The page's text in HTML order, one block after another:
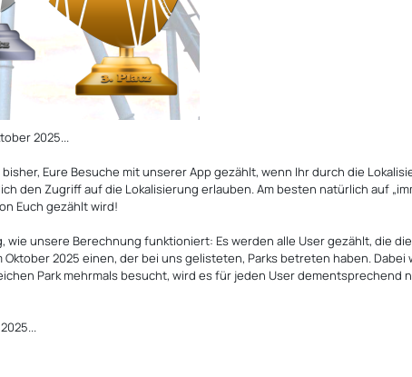
2025...
Eure Besuche mit unserer App gezählt, wenn Ihr durch die
den Zugriff auf die Lokalisierung erlauben. Am besten natürlich auf
Euch gezählt wird!
wie unsere Berechnung funktioniert: Es werden alle User gezählt, die
2025 einen, der bei uns gelisteten, Parks betreten haben. Dabei
Park mehrmals besucht, wird es für jeden User dementsprechend